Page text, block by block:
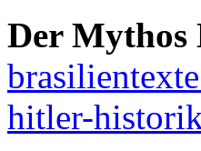
Der
hitler-